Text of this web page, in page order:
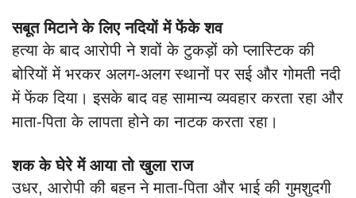
सबूत मिटाने के लिए नदियों में फेंके शव
हत्या के बाद आरोपी ने शवों के टुकड़ों को प्लास्टिक की
बोरियों में भरकर अलग-अलग स्थानों पर सई और गोमती नदी
में फेंक दिया। इसके बाद वह सामान्य व्यवहार करता रहा और
माता-पिता के लापता होने का नाटक करता रहा।
शक के घेरे में आया तो खुला राज
उधर, आरोपी की बहन ने माता-पिता और भाई की गुमशुदगी